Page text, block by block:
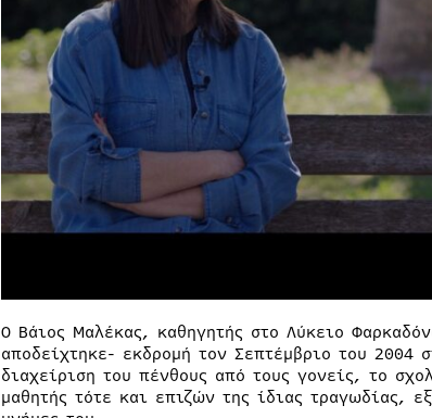
Ο Βάιος Μαλέκας, καθηγητής στο Λύκειο
αποδείχτηκε- εκδρομή τον Σεπτέμβριο του 2004
διαχείριση του πένθους από τους γονείς, το
μαθητής τότε και επιζών της ίδιας τραγωδίας,